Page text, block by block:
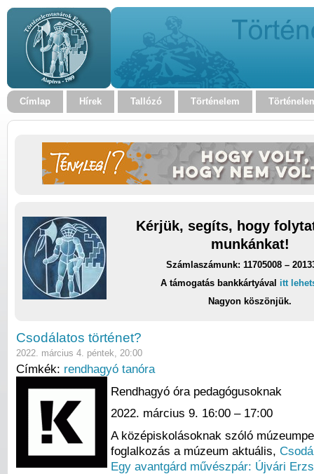
Címlap Hírek Tallózó Történelem
Kérjük, segíts, hogy
munkánkat!
Számlaszámunk: 11705008 –
A támogatás bankkártyával itt
Nagyon köszönjük.
Csodálatos történet?
2022. március 4. péntek, 20:00
Címkék: rendhagyó tanóra
Rendhagyó óra pedagógusoknak
2022. március 9. 16:00 – 17:00
A középiskolásoknak szóló
foglalkozás a múzeum aktuális,
Egy avantgárd művészpár: Újvári